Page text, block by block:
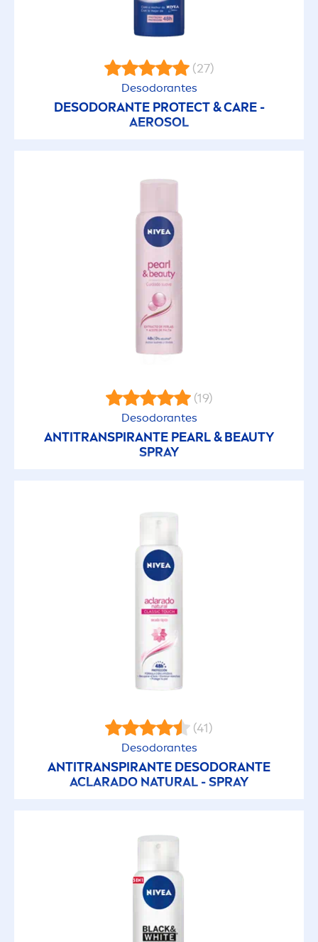
(27)
Desodorantes
DESODORANTE PROTECT&CARE-
AEROSOL
(19)
Desodorantes
ANTITRANSPIRANTE PEARL&BEAUTY
SPRAY
(41)
Desodorantes
ANTITRANSPIRANTE DESODORANTE
ACLARADO NATURAL - SPRAY